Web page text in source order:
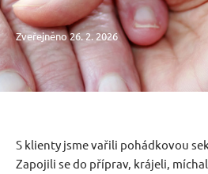
Zveřejněno 26. 2. 2026
S klienty jsme vařili pohádkovou
Zapojili se do příprav, krájeli,